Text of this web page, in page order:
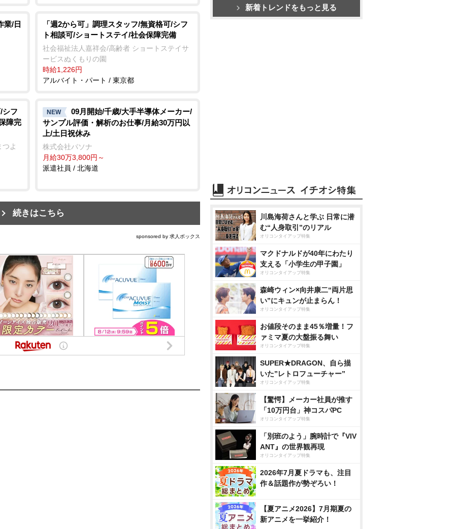
業/日
「週2から可」調理スタッフ/無資格可/シフ
ト相談可/ショートステイ/社会保障完備
社会福祉法人嘉祥会/高齢者 ショートステイサ
ービスぬくもりの園
時給1,226円
アルバイト・パート / 東京都
シフ
障完
よ
NEW
09月開始/千歳/大手半導体メーカー/
サンプル評価・解析のお仕事/月給30万円以
上/土日祝休み
株式会社パソナ
月給30万3,800円～
派遣社員 / 北海道
続きはこちら
sponsored by 求人ボックス
新着トレンドをもっと見る
川島海荷さんと学ぶ 日常に潜
む“人身取引”のリアル
オリコンタイアップ特集
マクドナルドが40年にわたり
支える「小学生の甲子園」
オリコンタイアップ特集
森崎ウィン×向井康二“両片思
い”にキュンが止まらん！
オリコンタイアップ特集
お値段そのまま45％増量！フ
ァミマ夏の大盤振る舞い
オリコンタイアップ特集
SUPER★DRAGON、自ら描
いた”レトロフューチャー”
オリコンタイアップ特集
【驚愕】メーカー社員が推す
「10万円台」神コスパPC
オリコンタイアップ特集
「別班のよう」腕時計で『VIV
ANT』の世界観再現
オリコンタイアップ特集
2026年7月夏ドラマも、注目
作＆話題作が勢ぞろい！
【夏アニメ2026】7月期夏の
新アニメを一挙紹介！